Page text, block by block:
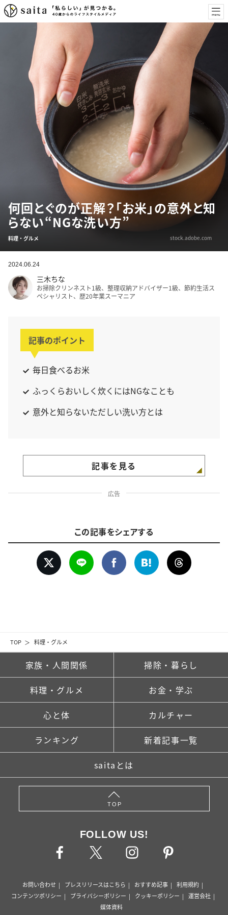
TOP 料理・グルメ
何回とぐのが正解？「お米」の意外と知
らない“NGな洗い方”
料理・グルメ stock.adobe.com
2024.06.24
三木ちな
お掃除クリンネスト1級、整理収納アドバイザー1級、節約生活ス
ペシャリスト、歴20年業スーマニア
記事のポイント
毎日食べるお米
ふっくらおいしく炊くにはNGなことも
意外と知らないただしい洗い方とは
記事を見る
広告
この記事をシェアする
家族・人間関係 掃除・暮らし
料理・グルメ お金・学ぶ
心と体 カルチャー
ランキング 新着記事一覧
saitaとは
TOP
FOLLOW US!
お問い合わせ プレスリリースはこちら おすすめ記事
利用規約
コンテンツポリシー
プライバシーポリシー クッキーポリシー
運営会社
媒体資料